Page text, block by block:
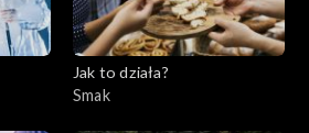
Jak to działa?
Smak